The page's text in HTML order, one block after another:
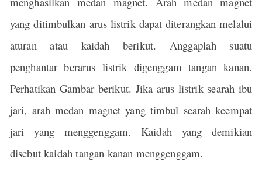
yang ditimbulkan arus listrik dapat diterangkan melalui
aturan atau kaidah berikut. Anggaplah suatu
penghantar berarus listrik digenggam tangan kanan.
Perhatikan Gambar berikut. Jika arus listrik searah ibu
jari, arah medan magnet yang timbul searah keempat
jari yang menggenggam. Kaidah yang demikian
disebut kaidah tangan kanan menggenggam.